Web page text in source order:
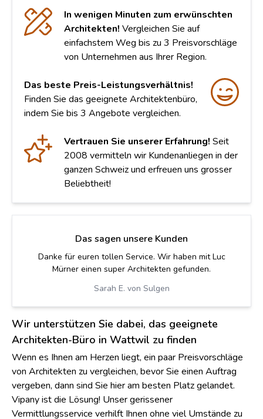
Wir unterstützen Sie dabei, das geeignete
Architekten-Büro in Wattwil zu finden
Wenn es Ihnen am Herzen liegt, ein paar Preisvorschläge
von Architekten zu vergleichen, bevor Sie einen Auftrag
vergeben, dann sind Sie hier am besten Platz gelandet.
Vipany ist die Lösung! Unser gerissener
In wenigen Minuten zum erwünschten
Architekten! Vergleichen Sie auf
einfachstem Weg bis zu 3 Preisvorschläge
von Unternehmen aus Ihrer Region.
Das beste Preis-Leistungsverhältnis!
Finden Sie das geeignete Architektenbüro,
indem Sie bis 3 Angebote vergleichen.
Vertrauen Sie unserer Erfahrung! Seit
2008 vermitteln wir Kundenanliegen in der
ganzen Schweiz und erfreuen uns grosser
Beliebtheit!
Das sagen unsere Kunden
Wir wären ohne eure Hilfe wohl nie auf diesen genialen
Architekten gestossen. Roman hat eine tolle Arbeit